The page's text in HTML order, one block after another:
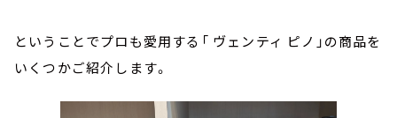
ということでプロも愛用する「 ヴェンティ ピノ」の商品を
いくつかご紹介します。